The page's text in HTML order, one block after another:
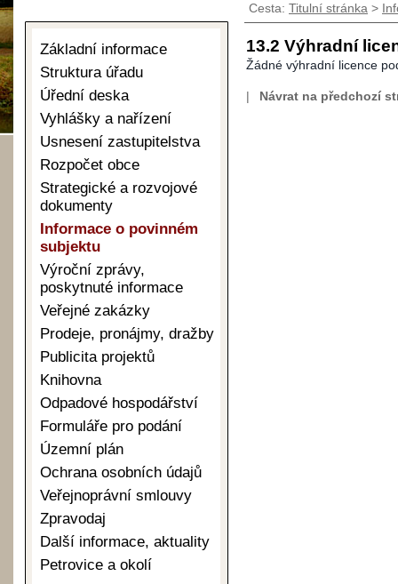
Cesta: Titulní stránka >
Základní informace
Struktura úřadu
Úřední deska
Vyhlášky a nařízení
Usnesení zastupitelstva
Rozpočet obce
Strategické a rozvojové
dokumenty
Informace o povinném
subjektu
Výroční zprávy,
poskytnuté informace
Veřejné zakázky
Prodeje, pronájmy, dražby
Publicita projektů
Knihovna
Odpadové hospodářství
Formuláře pro podání
Územní plán
Ochrana osobních údajů
Veřejnoprávní smlouvy
Zpravodaj
Další informace, aktuality
Petrovice a okolí
13.2 Výhradní
Žádné výhradní licence
| Návrat na předchozí